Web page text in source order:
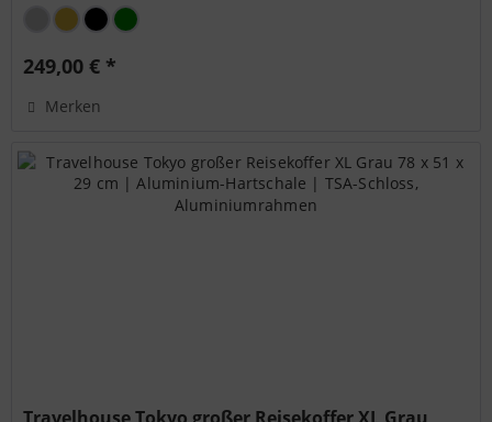
249,00 € *
Merken